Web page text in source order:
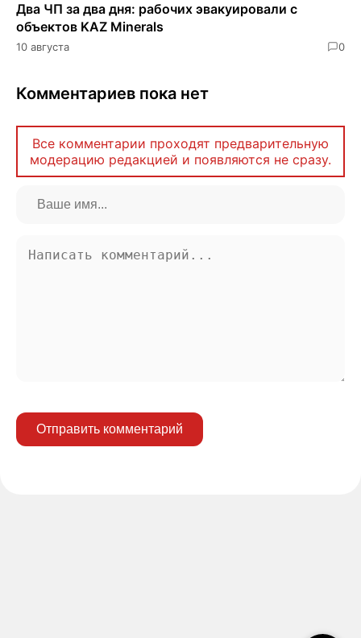
Два ЧП за два дня: рабочих эвакуировали с
объектов KAZ Minerals
10 августа 0
Комментариев пока нет
Все комментарии проходят предварительную
модерацию редакцией и появляются не сразу.
Отправить комментарий